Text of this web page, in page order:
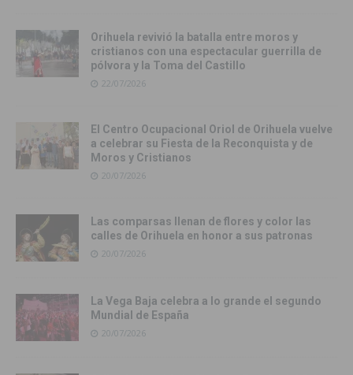
Orihuela revivió la batalla entre moros y
cristianos con una espectacular guerrilla de
pólvora y la Toma del Castillo
22/07/2026
El Centro Ocupacional Oriol de Orihuela vuelve
a celebrar su Fiesta de la Reconquista y de
Moros y Cristianos
20/07/2026
Las comparsas llenan de flores y color las
calles de Orihuela en honor a sus patronas
20/07/2026
La Vega Baja celebra a lo grande el segundo
Mundial de España
20/07/2026